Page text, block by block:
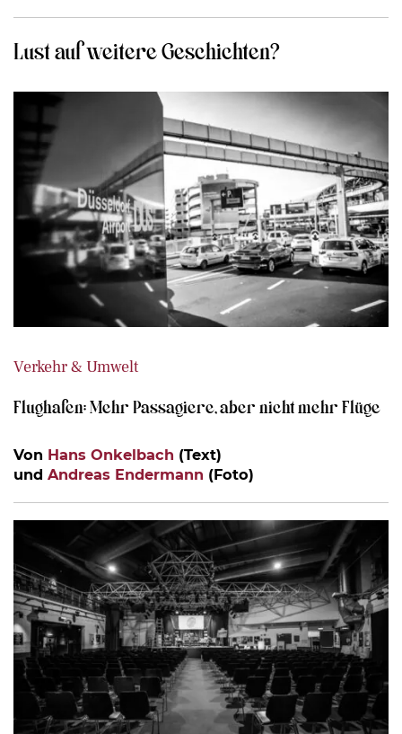
Lust auf weitere Geschichten?
Verkehr & Umwelt
Flughafen: Mehr Passagiere, aber nicht mehr Flüge
Von Hans Onkelbach (Text)
und Andreas Endermann (Foto)